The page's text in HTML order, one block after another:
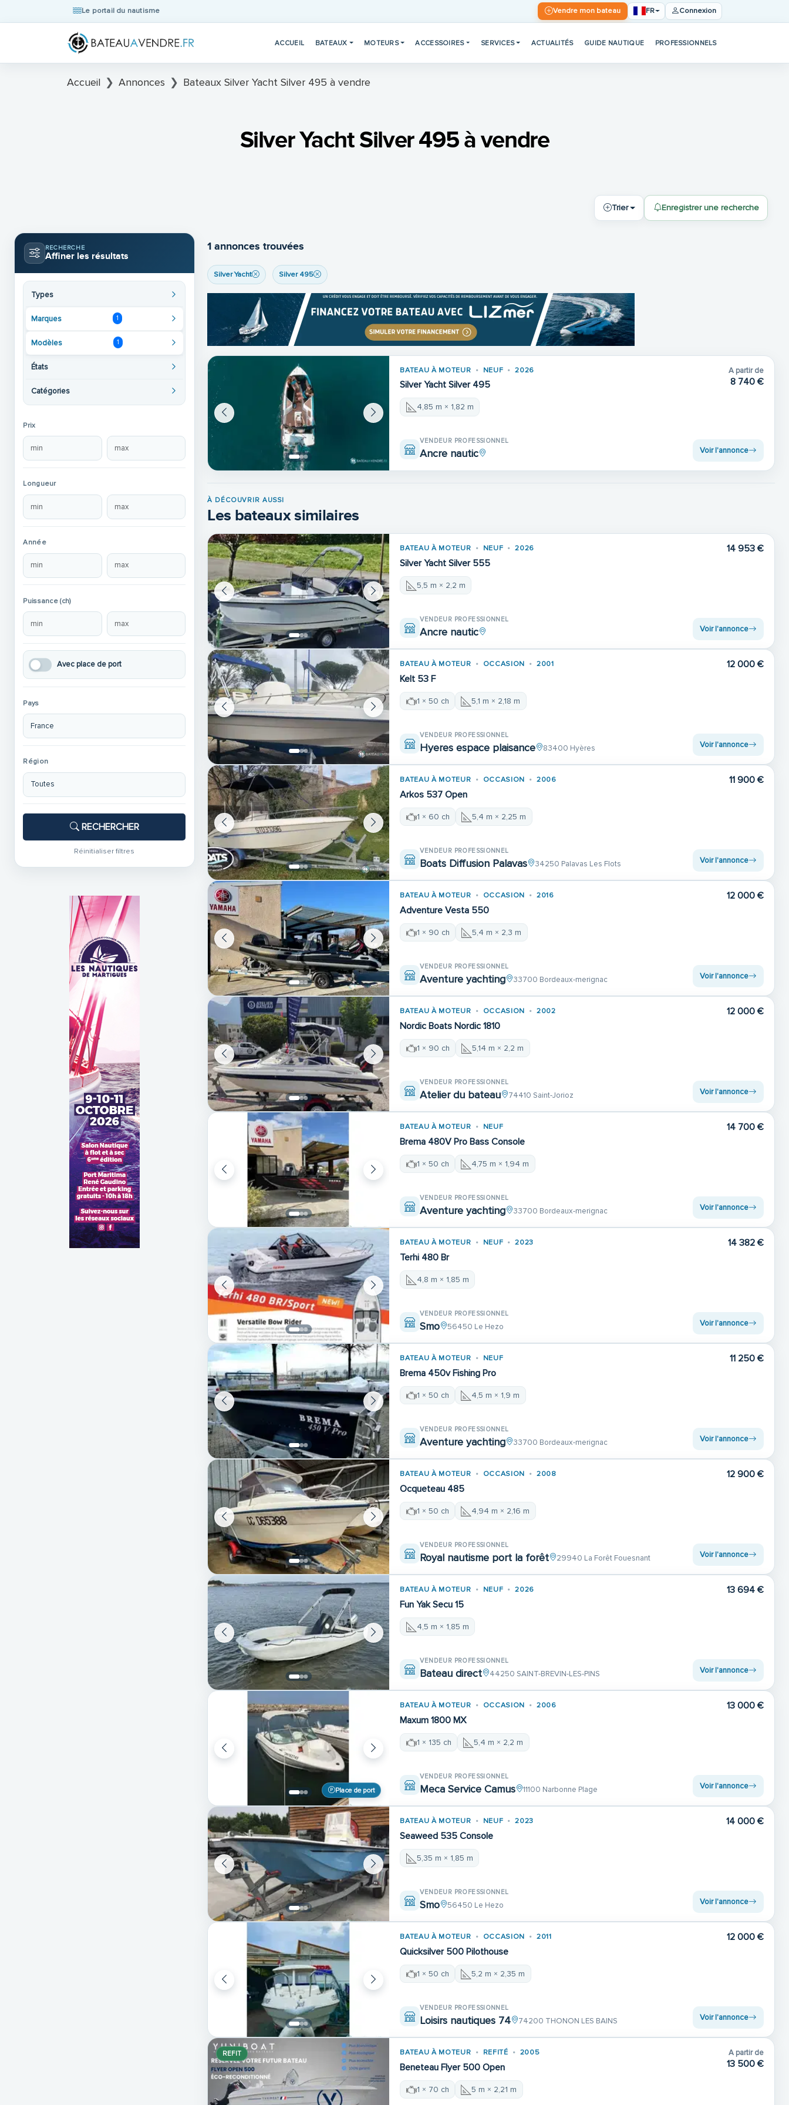
Le portail du nautisme Vendre mon bateau FR Connexion
ACCUEIL BATEAUX MOTEURS ACCESSOIRES SERVICES ACTUALITÉS GUIDE NAUTIQUE PROFESSIONNELS
Accueil Annonces Bateaux Silver Yacht Silver 495 à vendre
Silver Yacht Silver 495 à vendre
Trier Enregistrer une recherche
RECHERCHE
Affiner les résultats
Types
Marques 1
Modèles 1
États
Catégories
Prix
Longueur
Année
Puissance (ch)
Avec place de port
Pays
Région
RECHERCHER
Réinitialiser filtres
1 annonces trouvées
Silver Yacht Silver 495
BATEAU À MOTEUR NEUF 2026
Silver Yacht Silver 495
A partir de
8 740 €
4,85 m × 1,82 m
VENDEUR PROFESSIONNEL
Ancre nautic Voir l'annonce
À DÉCOUVRIR AUSSI
Les bateaux similaires
BATEAU À MOTEUR NEUF 2026
Silver Yacht Silver 555
14 953 €
5,5 m × 2,2 m
VENDEUR PROFESSIONNEL
Ancre nautic Voir l'annonce
BATEAU À MOTEUR OCCASION 2001
Kelt 53 F
12 000 €
1 × 50 ch 5,1 m × 2,18 m
VENDEUR PROFESSIONNEL
Hyeres espace plaisance 83400 Hyères Voir l'annonce
BATEAU À MOTEUR OCCASION 2006
Arkos 537 Open
11 900 €
1 × 60 ch 5,4 m × 2,25 m
VENDEUR PROFESSIONNEL
Boats Diffusion Palavas 34250 Palavas Les Flots Voir l'annonce
BATEAU À MOTEUR OCCASION 2016
Adventure Vesta 550
12 000 €
1 × 90 ch 5,4 m × 2,3 m
VENDEUR PROFESSIONNEL
Aventure yachting 33700 Bordeaux-merignac Voir l'annonce
BATEAU À MOTEUR OCCASION 2002
Nordic Boats Nordic 1810
12 000 €
1 × 90 ch 5,14 m × 2,2 m
VENDEUR PROFESSIONNEL
Atelier du bateau 74410 Saint-Jorioz Voir l'annonce
BATEAU À MOTEUR NEUF
Brema 480V Pro Bass Console
14 700 €
1 × 50 ch 4,75 m × 1,94 m
VENDEUR PROFESSIONNEL
Aventure yachting 33700 Bordeaux-merignac Voir l'annonce
BATEAU À MOTEUR NEUF 2023
Terhi 480 Br
14 382 €
4,8 m × 1,85 m
VENDEUR PROFESSIONNEL
Smo 56450 Le Hezo Voir l'annonce
BATEAU À MOTEUR NEUF
Brema 450v Fishing Pro
11 250 €
1 × 50 ch 4,5 m × 1,9 m
VENDEUR PROFESSIONNEL
Aventure yachting 33700 Bordeaux-merignac Voir l'annonce
BATEAU À MOTEUR OCCASION 2008
Ocqueteau 485
12 900 €
1 × 50 ch 4,94 m × 2,16 m
VENDEUR PROFESSIONNEL
Royal nautisme port la forêt 29940 La Forêt Fouesnant Voir l'annonce
BATEAU À MOTEUR NEUF 2026
Fun Yak Secu 15
13 694 €
4,5 m × 1,85 m
VENDEUR PROFESSIONNEL
Bateau direct 44250 SAINT-BREVIN-LES-PINS Voir l'annonce
Place de port
BATEAU À MOTEUR OCCASION 2006
Maxum 1800 MX
13 000 €
1 × 135 ch 5,4 m × 2,2 m
VENDEUR PROFESSIONNEL
Meca Service Camus 11100 Narbonne Plage Voir l'annonce
BATEAU À MOTEUR NEUF 2023
Seaweed 535 Console
14 000 €
5,35 m × 1,85 m
VENDEUR PROFESSIONNEL
Smo 56450 Le Hezo Voir l'annonce
BATEAU À MOTEUR OCCASION 2011
Quicksilver 500 Pilothouse
12 000 €
1 × 50 ch 5,2 m × 2,35 m
VENDEUR PROFESSIONNEL
Loisirs nautiques 74 74200 THONON LES BAINS Voir l'annonce
REFIT BATEAU À MOTEUR REFITÉ 2005
Beneteau Flyer 500 Open
A partir de
13 500 €
1 × 70 ch 5 m × 2,21 m